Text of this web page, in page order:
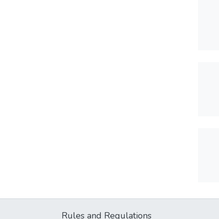
Rules and Regulations